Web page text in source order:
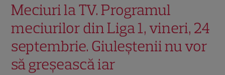
Meciuri la TV. Programul
meciurilor din Liga 1, vineri, 24
septembrie. Giuleştenii nu vor
să greşească iar